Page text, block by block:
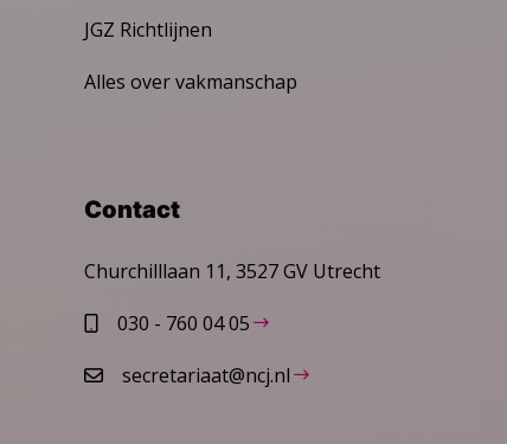
JGZ Richtlijnen
Alles over vakmanschap
Contact
Churchilllaan 11, 3527 GV Utrecht
030 - 760 04 05
secretariaat@ncj.nl